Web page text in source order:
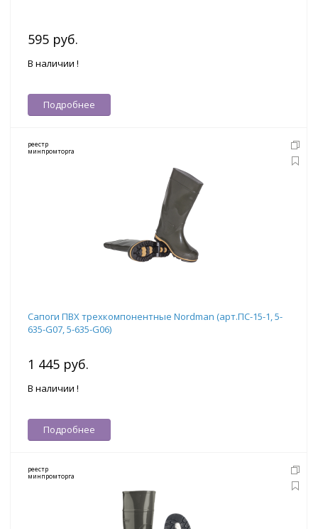
595 руб.
В наличии !
Подробнее
реестр
минпромторга
Сапоги ПВХ трехкомпонентные Nordman (арт.ПС-15-1, 5-
635-G07, 5-635-G06)
1 445 руб.
В наличии !
Подробнее
реестр
минпромторга